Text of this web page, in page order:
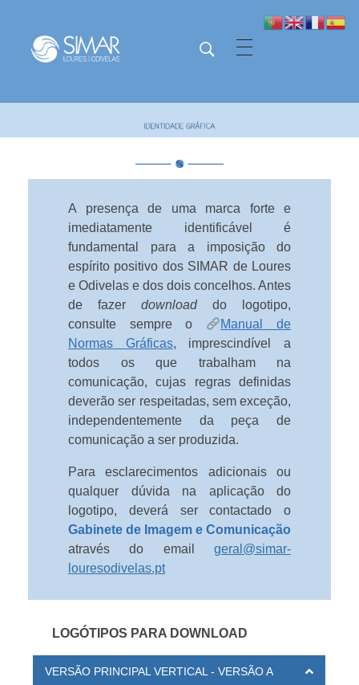
A presença de uma marca forte e
imediatamente identificável é
fundamental para a imposição do
espírito positivo dos SIMAR de Loures
e Odivelas e dos dois concelhos. Antes
de fazer downloaddo logotipo,
consulte sempre o
Manual de
Normas Gráficas, imprescindível a
todos os que trabalham na
comunicação, cujas regras definidas
deverão ser respeitadas, sem exceção,
independentemente da peça de
comunicação a ser produzida.
Para esclarecimentos adicionais ou
qualquer dúvida na aplicação do
logotipo, deverá ser contactado o
Gabinete de Imagem e Comunicação
através do email geral@simar-
louresodivelas.pt
LOGÓTIPOS PARA DOWNLOAD
VERSÃO PRINCIPAL VERTICAL - VERSÃO A